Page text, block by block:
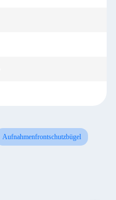
Aufnahmenfrontschutzbügel